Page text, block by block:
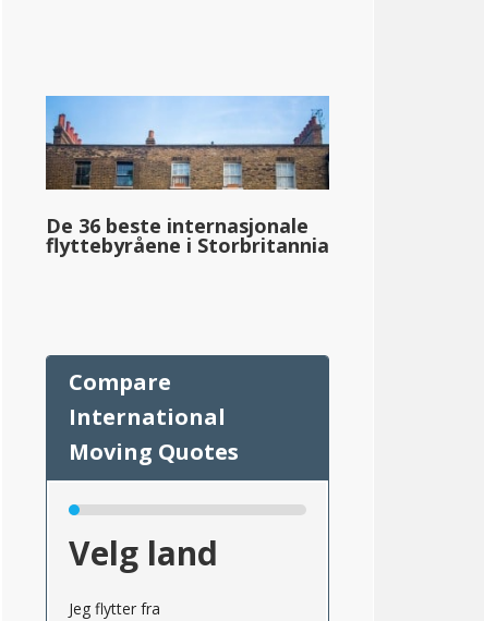
De 36 beste internasjonale
flyttebyråene i Storbritannia
Velg land
Jeg flytter fra